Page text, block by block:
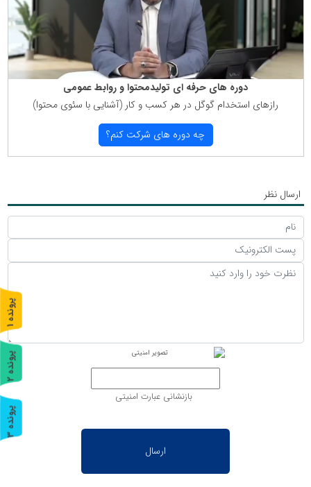
دوره های حرفه ای تولیدمحتوا و روابط عمومی
رازهای استخدام گوگل در هر كسب و كار (آشنایی با سئوی محتوا)
چه دوره های شركت كنم؟
ارسال نظر
بازنشانی عبارت امنیتی
پ
ر
و
ن
د
ه
1
پ
ر
و
ن
د
ه
2
پ
ر
و
ن
د
ه
3